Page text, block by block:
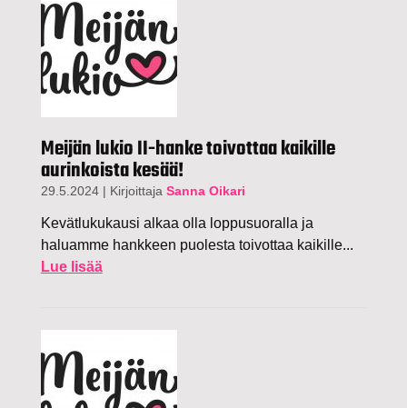
Meijän lukio II-hanke toivottaa kaikille
aurinkoista kesää!
29.5.2024 | Kirjoittaja Sanna Oikari
Kevätlukukausi alkaa olla loppusuoralla ja
haluamme hankkeen puolesta toivottaa kaikille...
Lue lisää